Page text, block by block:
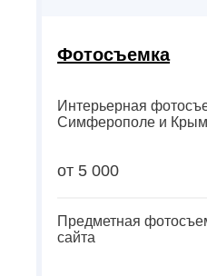
Фотосъемка
Интерьерная
Симферополе и
от 5 000
Предметная
сайта